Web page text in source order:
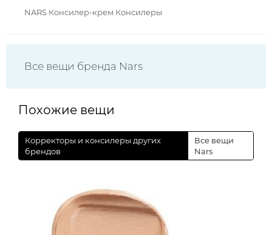
NARS Консилер-крем Консилеры
Все вещи бренда Nars
Похожие вещи
Корректоры и консилеры других
брендов
Все вещи
Nars